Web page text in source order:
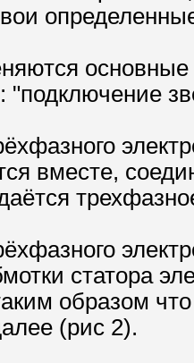
"подключение
вместе,
статора
образом
(рис 2).